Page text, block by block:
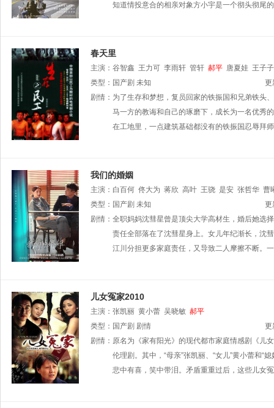
知道情投意合的相亲对象方小宇是一个彻头彻尾
春天里
主演： 谷智鑫 王力可 李雨轩 管轩 郝平 唐夏娃 王子子
类型： 国产剧 未知
更
剧情： 为了生存和梦想，复员回家的铁振国和兄弟铁头
马一方的教诲和自己的琢磨下，成长为一名优秀
在工地里，一点建筑基础都没有的铁振国忍辱拜
我们的婚姻
主演： 白百何 佟大为 蒋欣 高叶 王骁 是安 张哲华 曹
类型： 国产剧 未知
更
剧情： 全职妈妈沈彗星曾是顶尖大学高材生，婚后她选
责任全部落在了沈彗星身上。女儿年纪渐长，沈
江川分担更多家庭责任，又导致二人摩擦不断。
儿女冤家2010
主演： 张凯丽 黄小蕾 吴晓敏 郝平
类型： 国产剧 剧情
更
剧情： 原名为《家有阳光》的现代都市家庭情感剧《儿
伦理剧。其中，“母亲”张凯丽、“女儿”黄小蕾和“
悲中有喜，笑中带泪。矛盾重重过后，这些儿女